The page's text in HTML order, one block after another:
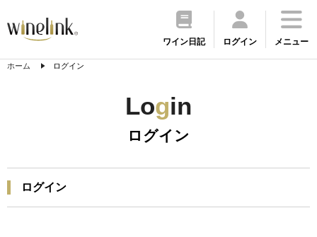
ワイン日記 ログイン メニュー
ホーム ログイン
Login
ログイン
ログイン